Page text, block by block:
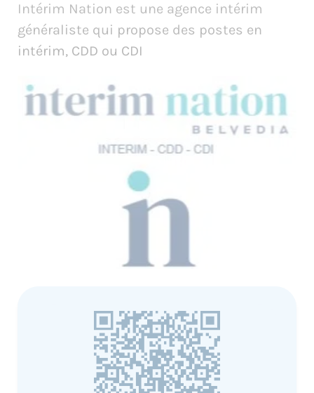
Intérim Nation est une agence intérim
généraliste qui propose des postes en
intérim, CDD ou CDI